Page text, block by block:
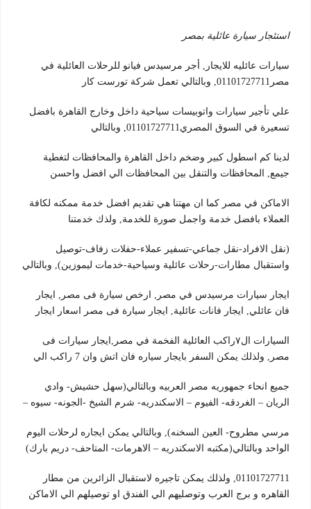
استئجار سيارة عائلية بمصر
سيارات عائليه للايجار, أجر مرسيدس فيانو للرحلات العائلية في
مصر01101727711, وبالتالي تعمل شركة تورست كار
علي تأجير سيارات واتوبيسات سياحية داخل وخارج القاهرة بافضل
تسعيرة في السوق المصري01101727711, وبالتالي
لدينا كم اسطول كبير وضخم داخل القاهرة والمحافظات لتغطية
جيمع, المحافظات والتنقل بين المحافظات الي افضل واحسن
الاماكن في مصر كما ان مهتنا هي تقديم افضل خدمة ممكنه لكافة
العملاء بافضل خدمة واجمل صورة للخدمة, ولذك خدمتنا
(نقل الافراد-نقل جماعي-تسفير عملاء-حفلات زفاف-توصيل
واستقبال مطارات-رحلات عائلية وسياحية-خدمات ليموزين), وبالتالي
ايجار سيارات مرسيدس في مصر, ارخص سيارة فى مصر, ايجار
فان عائلي, ايجار فانات عائلية, ايجار سيارة فى مصر اسعار ايجار
السيارات ال٧راكب العائلية الفخمة في مصر,ايجار سيارات فى
مصر, ولذلك يمكن السفر بايجار سياره فان اتش وان 7 راكب الي
جميع انحاء جمهوريه مصر العربيه وبالتالي(سهل حشيش- وادي
الريان – الغردقه- الفيوم – الاسكندريه- شرم الشيخ -الجونه- سيوه –
مرسي مطروح- العين السخنه), وبالتالي يمكن ايجاره لرحلات اليوم
الواحد وبالتالي(مكتبه الاسكندريه – الاهرمات- المتاحف- دريم بارك)
01101727711, ولذلك يمكن تاجيره لاستقبال الزائرين من مطار
القاهره و برج العرب وتوصليهم الي الفندق او توصيلهم الي الاماكن